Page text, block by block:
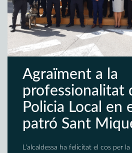
Agraïment a la
professionalitat
Policia Local en
patró Sant
L'alcaldessa ha felicitat el cos per